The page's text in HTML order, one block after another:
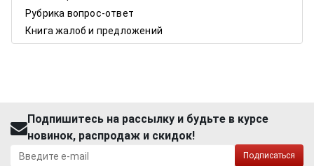
Рубрика вопрос-ответ
Книга жалоб и предложений
Подпишитесь на рассылку и будьте в курсе
новинок, распродаж и скидок!
Подписаться